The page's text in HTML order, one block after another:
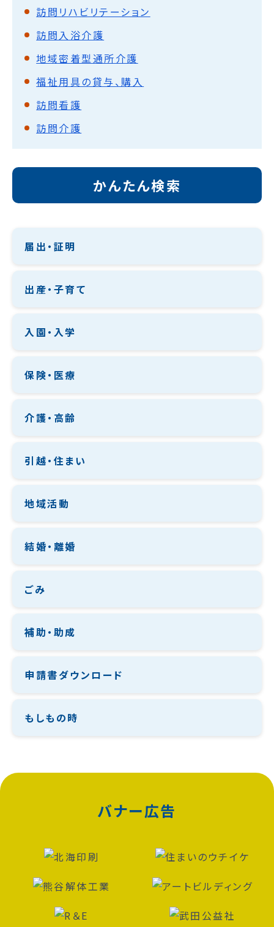
訪問リハビリテーション
訪問入浴介護
地域密着型通所介護
福祉用具の貸与、購入
訪問看護
訪問介護
かんたん検索
届出・証明
出産・子育て
入園・入学
保険・医療
介護・高齢
引越・住まい
地域活動
結婚・離婚
ごみ
補助・助成
申請書ダウンロード
もしもの時
バナー広告